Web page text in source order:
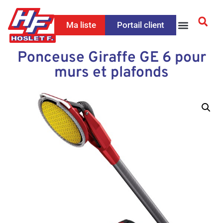
Ma liste Portail client
Ponceuse Giraffe GE 6 pour
murs et plafonds